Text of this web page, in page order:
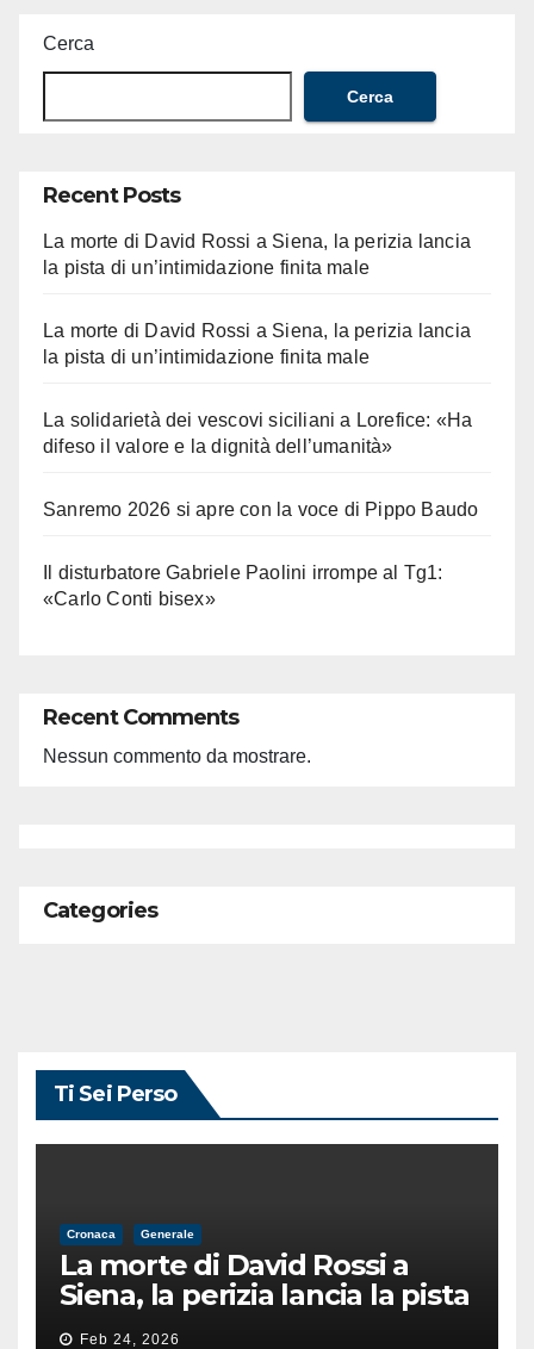
Cerca
Cerca
Recent Posts
La morte di David Rossi a Siena, la perizia lancia
la pista di un’intimidazione finita male
La morte di David Rossi a Siena, la perizia lancia
la pista di un’intimidazione finita male
La solidarietà dei vescovi siciliani a Lorefice: «Ha
difeso il valore e la dignità dell’umanità»
Sanremo 2026 si apre con la voce di Pippo Baudo
Il disturbatore Gabriele Paolini irrompe al Tg1:
«Carlo Conti bisex»
Recent Comments
Nessun commento da mostrare.
Categories
Ti Sei Perso
Cronaca Generale
La morte di David Rossi a
Siena, la perizia lancia la pista
di un’intimidazione finita
Feb 24, 2026